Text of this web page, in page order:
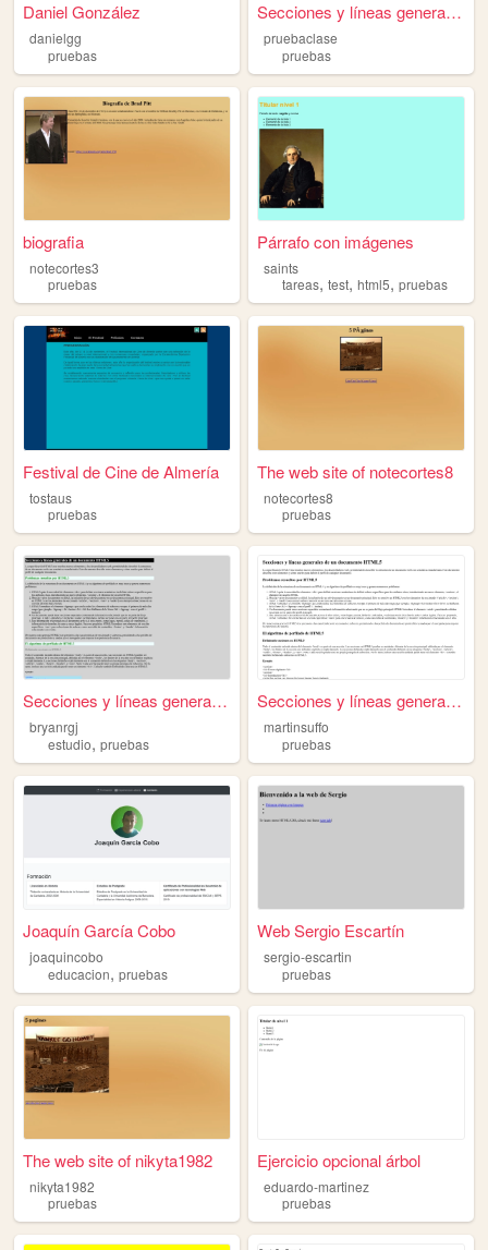
Daniel González
danielgg
pruebas
Secciones y líneas generales...
pruebaclase
pruebas
biografia
notecortes3
pruebas
Párrafo con imágenes
saints
tareas,test,html5,pruebas
Festival de Cine de Almería
tostaus
pruebas
The web site of notecortes8
notecortes8
pruebas
Secciones y líneas generales...
bryanrgj
estudio, pruebas
Secciones y líneas generales...
martinsuffo
pruebas
Joaquín García Cobo
joaquincobo
educacion, pruebas
Web Sergio Escartín
sergio-escartin
pruebas
The web site of nikyta1982
nikyta1982
pruebas
Ejercicio opcional árbol
eduardo-martinez
pruebas